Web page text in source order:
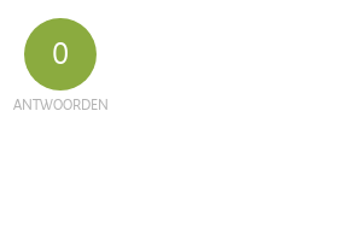
0
ANTWOORDEN